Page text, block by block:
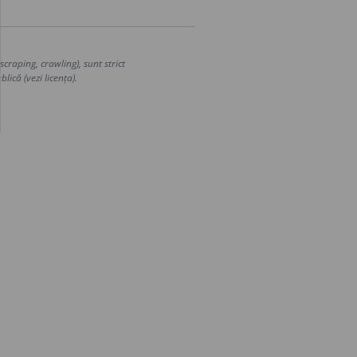
crawling), sunt strict
(vezi licența).